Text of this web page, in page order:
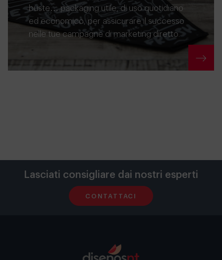
buste… packaging utile, di uso quotidiano
ed economico, per assicurare il successo
nelle tue campagne di marketing diretto.
Lasciati consigliare dai nostri esperti
CONTATTACI